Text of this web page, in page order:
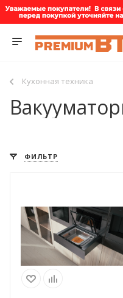
Кухонная техника
ФИЛЬТР